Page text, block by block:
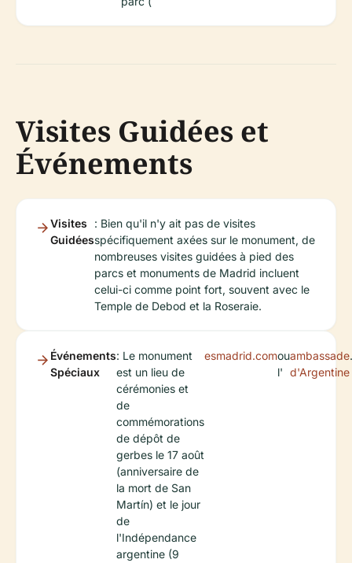
Visites Guidées et
Événements
Visites
Guidées
: Bien qu'il n'y ait pas de visites
spécifiquement axées sur le monument, de
nombreuses visites guidées à pied des
parcs et monuments de Madrid incluent
celui-ci comme point fort, souvent avec le
Temple de Debod et la Roseraie.
Événements
Spéciaux
: Le monument
est un lieu de
cérémonies et
de
commémorations
de dépôt de
gerbes le 17 août
(anniversaire de
la mort de San
Martín) et le jour
de
l'Indépendance
argentine (9
esmadrid.comou
l'
ambassade
d'Argentine
.